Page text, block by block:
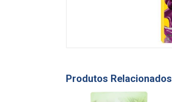
Produtos Relacionados